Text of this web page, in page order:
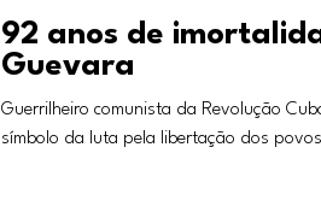
92 anos de
Guevara
Guerrilheiro comunista da Revolução
símbolo da luta pela libertação dos